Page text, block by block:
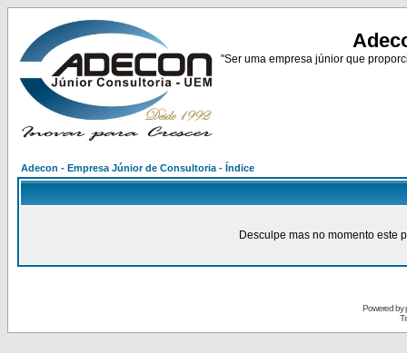
"Ser uma empresa júnior que
Adecon - Empresa Júnior de Consultoria - Índice
Desculpe mas no momento este
Powered by